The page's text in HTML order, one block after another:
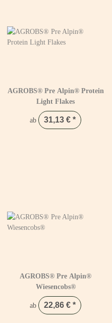
AGROBS® Pre Alpin® Protein
Light Flakes
ab 31,13 € *
AGROBS® Pre Alpin®
Wiesencobs®
ab 22,86 € *